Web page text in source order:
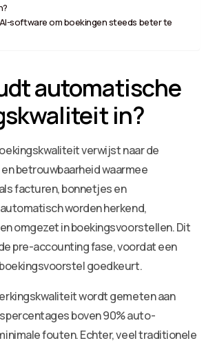
software om boekingen steeds beter te
automatische
in?
verwijst naar de
betrouwbaarheid waarmee
facturen, bonnetjes en
worden herkend,
omgezet in boekingsvoorstellen. Dit
pre-accounting fase, voordat een
goedkeurt.
wordt gemeten aan
boven 90% auto-
fouten. Echter, veel traditionele